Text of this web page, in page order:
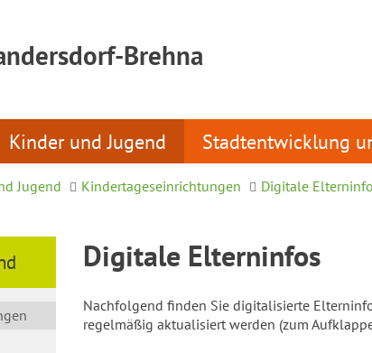
Brehna
Kinder und Jugend Stadtentwicklung
Jugend Kindertageseinrichtungen Digitale
Digitale Elterninfos
Nachfolgend finden Sie digitalisierte
regelmäßig aktualisiert werden (zum